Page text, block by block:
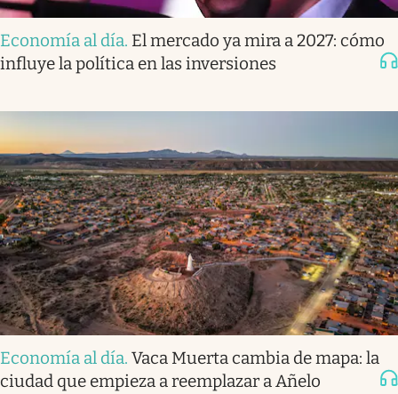
Economía al día. El mercado ya mira a 2027: cómo
influye la política en las inversiones
Economía al día. Vaca Muerta cambia de mapa: la
ciudad que empieza a reemplazar a Añelo